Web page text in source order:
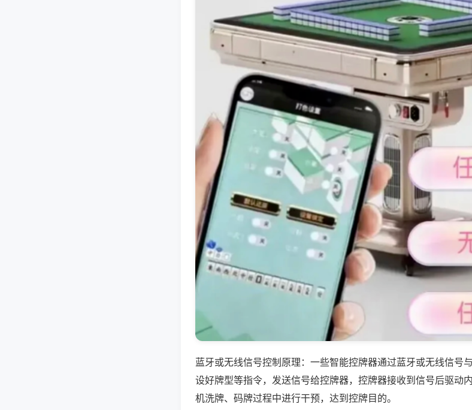
蓝牙或无线信号控制原理：一些智能控牌器通过蓝牙或无线信号
设好牌型等指令，发送信号给控牌器，控牌器接收到信号后驱动
机洗牌、码牌过程中进行干预，达到控牌目的。